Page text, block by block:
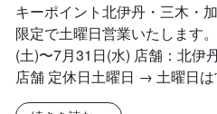
キーポイント北伊丹・三木・
限定で土曜日営業いたします
(土)〜7月31日(水) 店舗：北伊
店舗 定休日土曜日 → 土曜日